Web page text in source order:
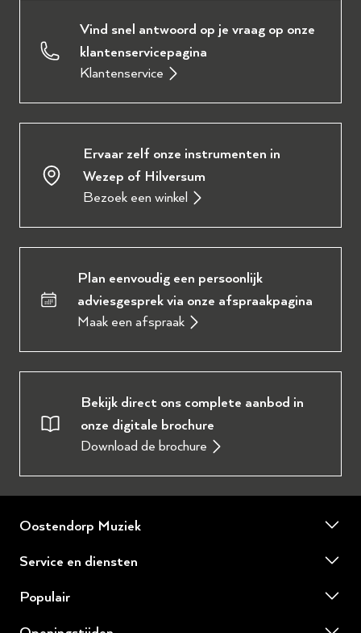
Vind snel antwoord op je vraag op onze
klantenservicepagina
Klantenservice
Ervaar zelf onze instrumenten in
Wezep of Hilversum
Bezoek een winkel
Plan eenvoudig een persoonlijk
adviesgesprek via onze afspraakpagina
Maak een afspraak
Bekijk direct ons complete aanbod in
onze digitale brochure
Download de brochure
Oostendorp Muziek
Over ons
Ervaringen en reviews
Service en diensten
Piano of vleugel huren
Populair
Yamaha tweedehands piano's